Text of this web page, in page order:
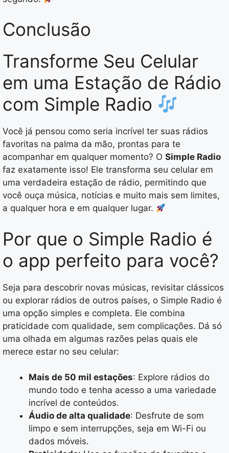
Conclusão
Transforme Seu Celular
em uma Estação de Rádio
com Simple Radio
Você já pensou como seria incrível ter suas rádios
favoritas na palma da mão, prontas para te
acompanhar em qualquer momento? O Simple Radio
faz exatamente isso! Ele transforma seu celular em
uma verdadeira estação de rádio, permitindo que
você ouça música, notícias e muito mais sem limites,
a qualquer hora e em qualquer lugar.
Por que o Simple Radio é
o app perfeito para você?
Seja para descobrir novas músicas, revisitar clássicos
ou explorar rádios de outros países, o Simple Radio é
uma opção simples e completa. Ele combina
praticidade com qualidade, sem complicações. Dá só
uma olhada em algumas razões pelas quais ele
merece estar no seu celular:
Mais de 50 mil estações: Explore rádios do
mundo todo e tenha acesso a uma variedade
incrível de conteúdos.
Áudio de alta qualidade: Desfrute de som
limpo e sem interrupções, seja em Wi-Fi ou
dados móveis.